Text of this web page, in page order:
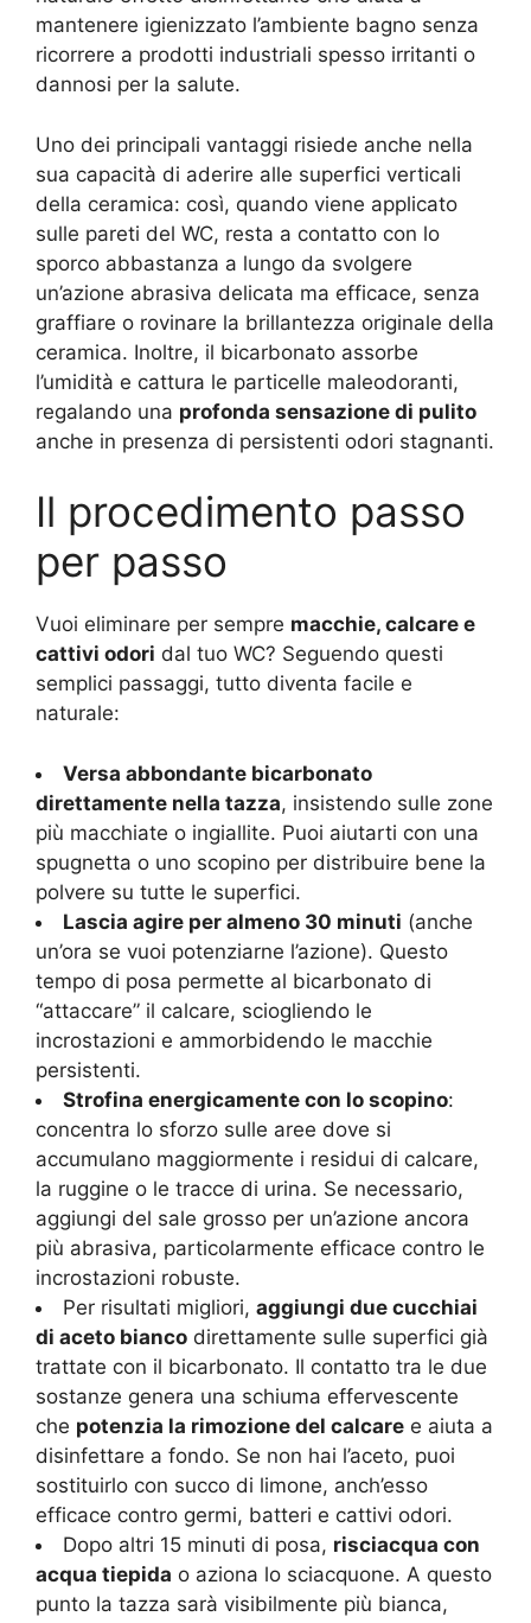
mantenere igienizzato l’ambiente bagno senza
ricorrere a prodotti industriali spesso irritanti o
dannosi per la salute.
Uno dei principali vantaggi risiede anche nella
sua capacità di aderire alle superfici verticali
della ceramica: così, quando viene applicato
sulle pareti del WC, resta a contatto con lo
sporco abbastanza a lungo da svolgere
un’azione abrasiva delicata ma efficace, senza
graffiare o rovinare la brillantezza originale della
ceramica. Inoltre, il bicarbonato assorbe
l’umidità e cattura le particelle maleodoranti,
regalando una profonda sensazione di pulito
anche in presenza di persistenti odori stagnanti.
Il procedimento passo
per passo
Vuoi eliminare per sempre macchie, calcare e
cattivi odori dal tuo WC? Seguendo questi
semplici passaggi, tutto diventa facile e
naturale:
Versa abbondante bicarbonato
direttamente nella tazza, insistendo sulle zone
più macchiate o ingiallite. Puoi aiutarti con una
spugnetta o uno scopino per distribuire bene la
polvere su tutte le superfici.
Lascia agire per almeno 30 minuti (anche
un’ora se vuoi potenziarne l’azione). Questo
tempo di posa permette al bicarbonato di
“attaccare” il calcare, sciogliendo le
incrostazioni e ammorbidendo le macchie
persistenti.
Strofina energicamente con lo scopino:
concentra lo sforzo sulle aree dove si
accumulano maggiormente i residui di calcare,
la ruggine o le tracce di urina. Se necessario,
aggiungi del sale grosso per un’azione ancora
più abrasiva, particolarmente efficace contro le
incrostazioni robuste.
Per risultati migliori, aggiungi due cucchiai
di aceto bianco direttamente sulle superfici già
trattate con il bicarbonato. Il contatto tra le due
sostanze genera una schiuma effervescente
che potenzia la rimozione del calcare e aiuta a
disinfettare a fondo. Se non hai l’aceto, puoi
sostituirlo con succo di limone, anch’esso
efficace contro germi, batteri e cattivi odori.
Dopo altri 15 minuti di posa, risciacqua con
acqua tiepida o aziona lo sciacquone. A questo
punto la tazza sarà visibilmente più bianca,